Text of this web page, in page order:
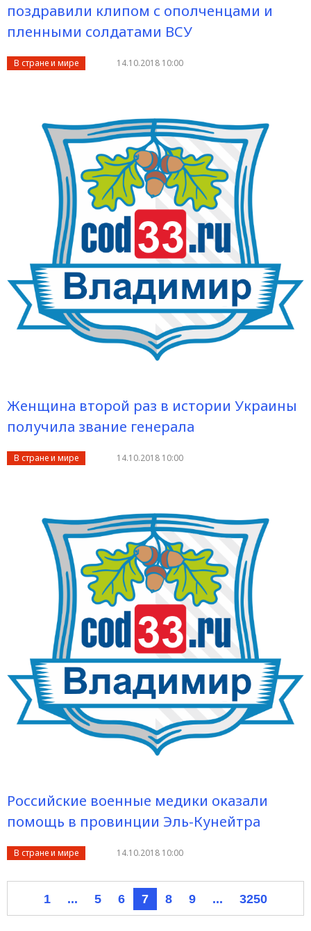
поздравили клипом с ополченцами и
пленными солдатами ВСУ
В стране и мире 14.10.2018 10:00
Женщина второй раз в истории Украины
получила звание генерала
В стране и мире 14.10.2018 10:00
Российские военные медики оказали
помощь в провинции Эль-Кунейтра
В стране и мире 14.10.2018 10:00
1 ... 5 6 7 8 9 ... 3250